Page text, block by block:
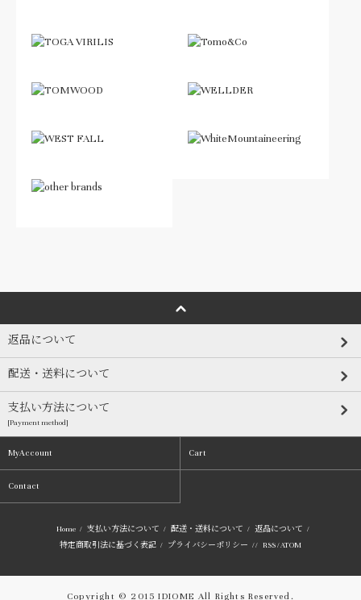
返品について
配送・送料について
支払い方法について
[Payment method]
MyAccount Cart
Contact
Home / 支払い方法について / 配送・送料について / 返品について /
特定商取引法に基づく表記 / プライバシーポリシー / / RSS/ATOM
Copyright © 2015 IDIOME All Rights Reserved.